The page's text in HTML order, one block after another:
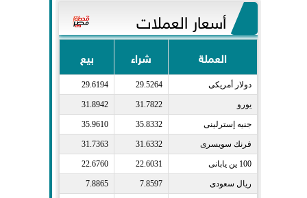
أسعار العملات
العملة شراء بيع
دولار أمريكى​ 29.5264
29.6194
يورو​ 31.7822
31.8942
جنيه إسترلينى​ 35.8332
35.9610
فرنك سويسرى​ 31.6332
31.7363
100 ين يابانى​ 22.6031
22.6760
ريال سعودى​ 7.8597
7.8865